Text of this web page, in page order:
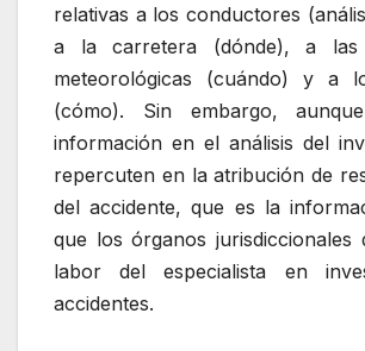
relativas a los conductores
a la carretera (dónde), a las
meteorológicas (cuándo) y a
(cómo). Sin embargo,
información en el análisis del
repercuten en la atribución de
del accidente, que es la
que los órganos jurisdiccionales
labor del especialista en
accidentes.